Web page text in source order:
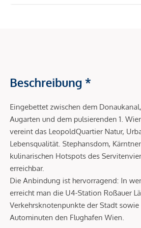
Beschreibung *
Eingebettet zwischen dem
Augarten und dem pulsierenden 1.
vereint das LeopoldQuartier Natur,
Lebensqualität. Stephansdom,
kulinarischen Hotspots des
erreichbar.
Die Anbindung ist hervorragend: In
erreicht man die U4-Station Roßauer
Verkehrsknotenpunkte der Stadt
Autominuten den Flughafen Wien.